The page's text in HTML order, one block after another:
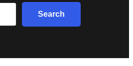
Search